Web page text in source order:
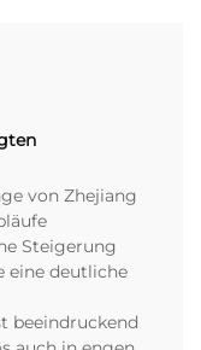
von Zhejiang
Steigerung
eine deutliche
beeindruckend